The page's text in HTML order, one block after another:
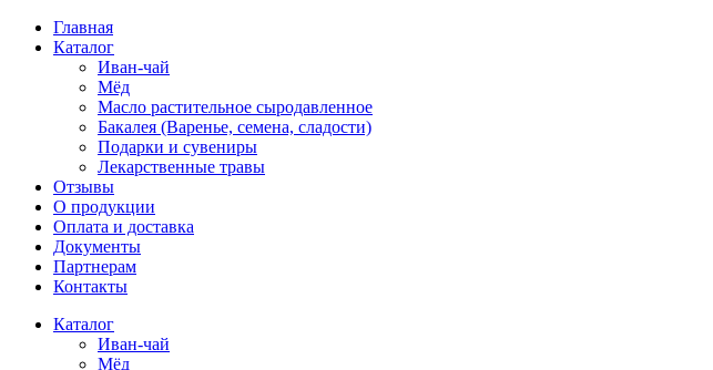
Главная
Каталог
Иван-чай
Мёд
Масло растительное сыродавленное
Бакалея (Варенье, семена, сладости)
Подарки и сувениры
Лекарственные травы
Отзывы
О продукции
Оплата и доставка
Документы
Партнерам
Контакты
Каталог
Иван-чай
Мёд